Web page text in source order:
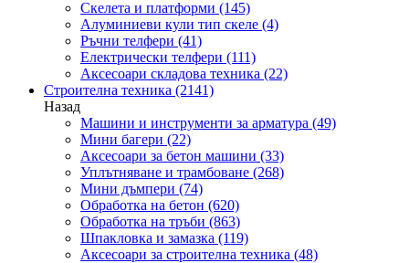
Скелета и платформи (145)
Алуминиеви кули тип скеле (4)
Ръчни телфери (41)
Електрически телфери (111)
Аксесоари складова техника (22)
Строителна техника (2141)
Назад
Машини и инструменти за арматура (49)
Мини багери (22)
Аксесоари за бетон машини (33)
Уплътняване и трамбоване (268)
Мини дъмпери (74)
Обработка на бетон (620)
Обработка на тръби (863)
Шпакловка и замазка (119)
Аксесоари за строителна техника (48)